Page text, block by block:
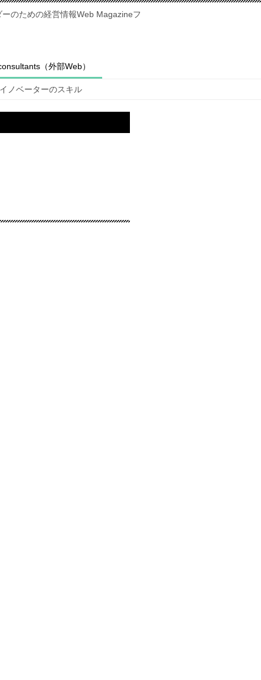
のための経営情報Web Magazineフ
（外部Web）
イノベーターのスキル